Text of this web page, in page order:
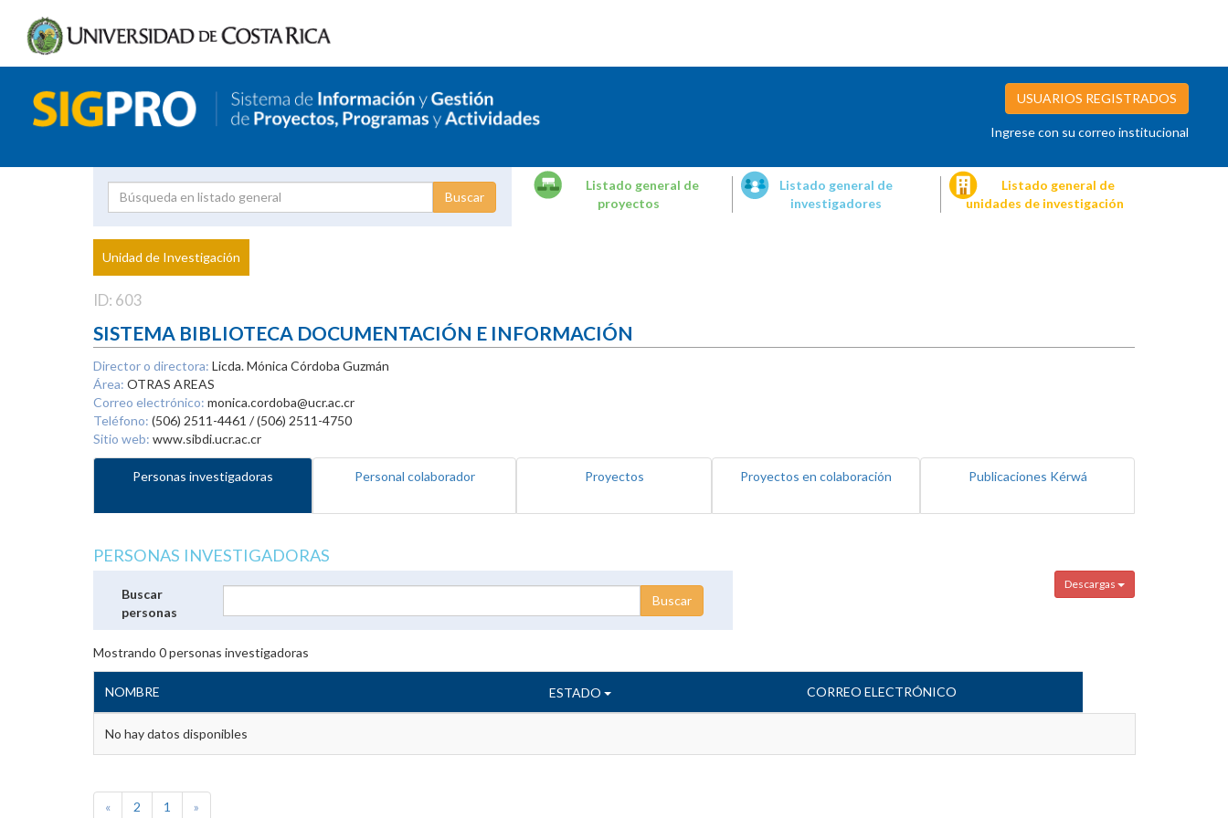
USUARIOS REGISTRADOS
Ingrese con su correo institucional
Proyecto
Investigador
Listado general de
proyectos
Listado general de
investigadores
Listado general de
unidades de investigación
Unidad de Investigación
ID: 603
SISTEMA BIBLIOTECA DOCUMENTACIÓN E INFORMACIÓN
Director o directora: Licda. Mónica Córdoba Guzmán
Área: OTRAS AREAS
Correo electrónico: monica.cordoba@ucr.ac.cr
Teléfono: (506) 2511-4461 / (506) 2511-4750
Sitio web: www.sibdi.ucr.ac.cr
Personas investigadoras Personal colaborador Proyectos Proyectos en colaboración Publicaciones Kérwá
PERSONAS INVESTIGADORAS
Descargas
Buscar
personas
Mostrando 0personas investigadoras
NOMBRE ESTADO CORREO ELECTRÓNICO
No hay datos disponibles
« 2 1 »